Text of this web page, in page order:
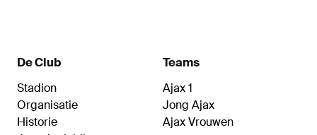
De Club
Stadion
Organisatie
Historie
Teams
Ajax 1
Jong Ajax
Ajax Vrouwen